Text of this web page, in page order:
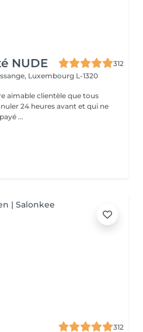
NUDE
312
Luxembourg L-1320
aimable clientèle que tous
24 heures avant et qui ne
...
312